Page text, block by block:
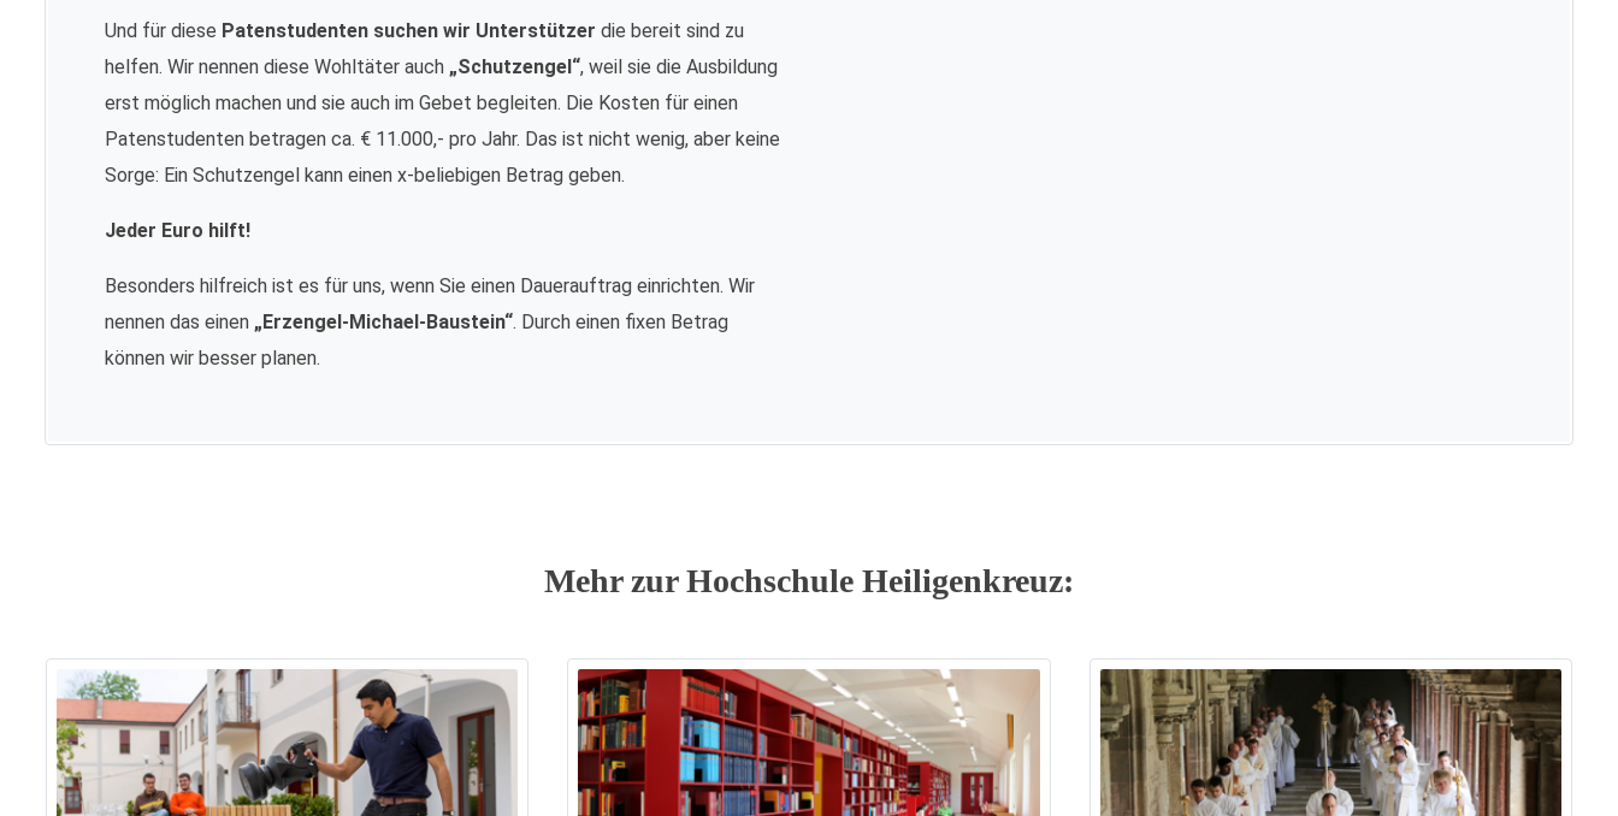
Und für diese Patenstudenten suchen wir Unterstützer die bereit sind zu
helfen. Wir nennen diese Wohltäter auch „Schutzengel“, weil sie die Ausbildung
erst möglich machen und sie auch im Gebet begleiten. Die Kosten für einen
Patenstudenten betragen ca. € 11.000,- pro Jahr. Das ist nicht wenig, aber keine
Sorge: Ein Schutzengel kann einen x-beliebigen Betrag geben.
Jeder Euro hilft!
Besonders hilfreich ist es für uns, wenn Sie einen Dauerauftrag einrichten. Wir
nennen das einen „Erzengel-Michael-Baustein“. Durch einen fixen Betrag
können wir besser planen.
Mehr zur Hochschule Heiligenkreuz: